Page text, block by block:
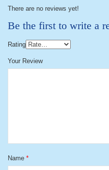
There are no reviews yet!
Be the first to write a
Rating
Your Review
Name *